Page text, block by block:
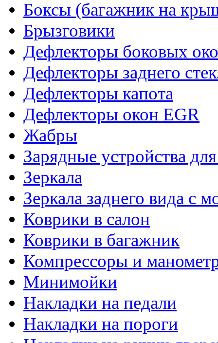
Боксы (багажник на
Брызговики
Дефлекторы боковых
Дефлекторы заднего
Дефлекторы капота
Дефлекторы окон EGR
Жабры
Зарядные устройства
Зеркала
Зеркала заднего вида с
Коврики в салон
Коврики в багажник
Компрессоры и
Минимойки
Накладки на педали
Накладки на пороги